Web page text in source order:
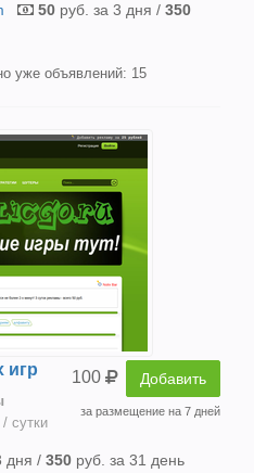
50 руб. за 3 дня / 350
уже объявлений: 15
100 Добавить
за размещение на 7 дней
игр
сутки
дня / 350 руб. за 31 день